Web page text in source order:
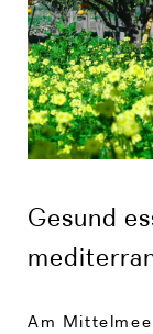
Gesund
Am